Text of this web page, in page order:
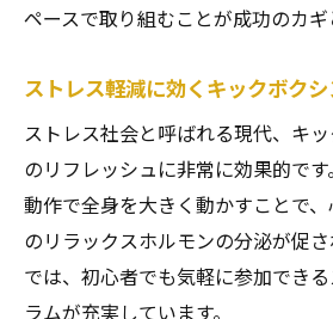
ペースで取り組むことが成功のカギ
ストレス軽減に効くキックボク
ストレス社会と呼ばれる現代、キ
のリフレッシュに非常に効果的で
動作で全身を大きく動かすことで
のリラックスホルモンの分泌が促
では、初心者でも気軽に参加でき
ラムが充実しています。